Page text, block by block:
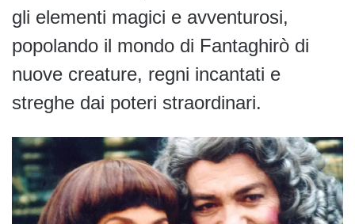
gli elementi magici e avventurosi,
popolando il mondo di Fantaghirò di
nuove creature, regni incantati e
streghe dai poteri straordinari.